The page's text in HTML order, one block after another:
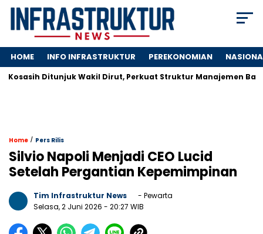
HOME INFO INFRASTRUKTUR PEREKONOMIAN
Ditunjuk Wakil Dirut, Perkuat Struktur Manajemen Bank
Home / Pers Rilis
Silvio Napoli Menjadi CEO Lucid
Setelah Pergantian Kepemimpinan
Tim Infrastruktur News
- Pewarta
Selasa, 2 Juni 2026 - 20:27 WIB